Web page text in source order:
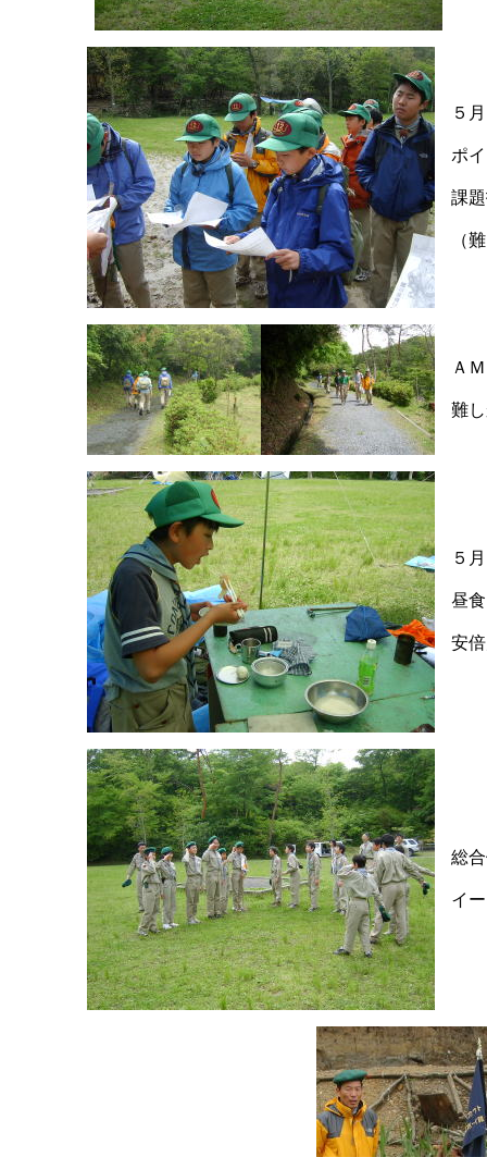
５
ポ
課
（
Ａ
難
５
昼食
安
総
イ